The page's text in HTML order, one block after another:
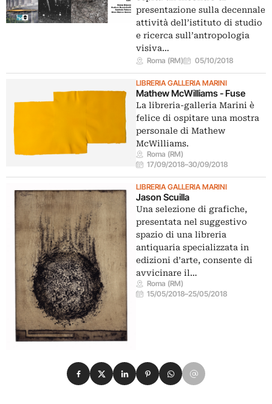
presentazione sulla decennale
attività dell’istituto di studio
e ricerca sull’antropologia
visiva…
Roma (RM) 05/10/2018
LIBRERIA GALLERIA MARINI
Mathew McWilliams - Fuse
La libreria-galleria Marini è
felice di ospitare una mostra
personale di Mathew
McWilliams.
Roma (RM)
17/09/2018–30/09/2018
LIBRERIA GALLERIA MARINI
Jason Scuilla
Una selezione di grafiche,
presentata nel suggestivo
spazio di una libreria
antiquaria specializzata in
edizioni d’arte, consente di
avvicinare il…
Roma (RM)
15/05/2018–25/05/2018
Condividi su Facebook
Condividi su X
Condividi su LinkedIn
Condividi su Pinterest
Condividi su WhatsApp
Condividi su Email